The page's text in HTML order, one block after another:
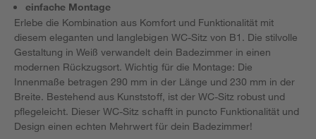
einfache Montage
Erlebe die Kombination aus Komfort und Funktionalität mit
diesem eleganten und langlebigen WC-Sitz von B1. Die stilvolle
Gestaltung in Weiß verwandelt dein Badezimmer in einen
modernen Rückzugsort. Wichtig für die Montage: Die
Innenmaße betragen 290 mm in der Länge und 230 mm in der
Breite. Bestehend aus Kunststoff, ist der WC-Sitz robust und
pflegeleicht. Dieser WC-Sitz schafft in puncto Funktionalität und
Design einen echten Mehrwert für dein Badezimmer!